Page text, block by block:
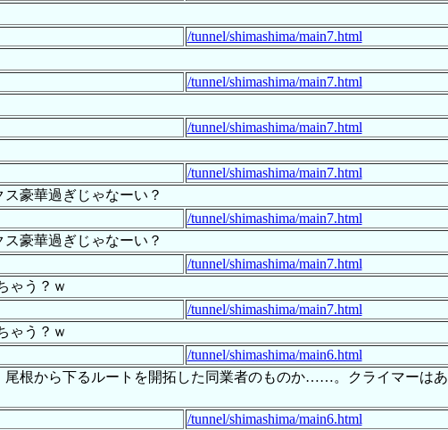
/tunnel/shimashima/main7.html
/tunnel/shimashima/main7.html
/tunnel/shimashima/main7.html
/tunnel/shimashima/main7.html
豪華過ぎじゃなーい？
/tunnel/shimashima/main7.html
豪華過ぎじゃなーい？
/tunnel/shimashima/main7.html
ゃう？ｗ
/tunnel/shimashima/main7.html
ゃう？ｗ
/tunnel/shimashima/main6.html
尾根から下るルートを開拓した同業者のものか……。クライマーは
/tunnel/shimashima/main6.html